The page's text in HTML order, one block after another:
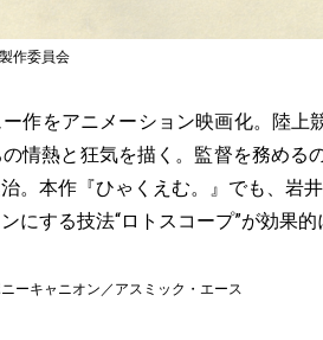
作委員会
作をアニメーション映画化。陸上
情熱と狂気を描く。監督を務める
。本作『ひゃくえむ。』でも、岩
にする技法“ロトスコープ”が効果的
キャニオン／アスミック・エース